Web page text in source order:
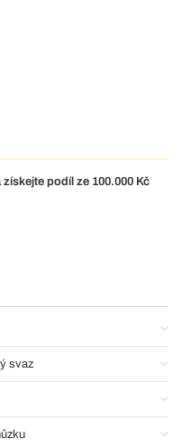
podíl ze 100.000 Kč
svaz